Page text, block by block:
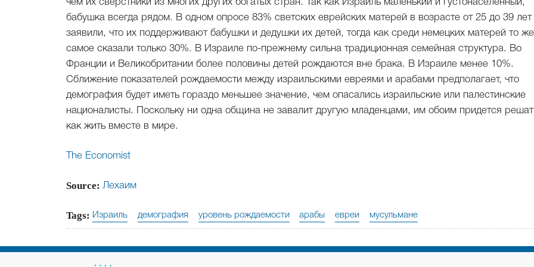
чем их сверстники из многих других богатых стран. Так как Израиль маленький и густонаселенный,
бабушка всегда рядом. В одном опросе 83% светских еврейских матерей в возрасте от 25 до 39 лет
заявили, что их поддерживают бабушки и дедушки их детей, тогда как среди немецких матерей то же
самое сказали только 30%. В Израиле по-прежнему сильна традиционная семейная структура. Во
Франции и Великобритании более половины детей рождаются вне брака. В Израиле менее 10%.
Сближение показателей рождаемости между израильскими евреями и арабами предполагает, что
демография будет иметь гораздо меньшее значение, чем опасались израильские или палестинские
националисты. Поскольку ни одна община не завалит другую младенцами, им обоим придется
как жить вместе в мире.
The Economist
Source: Лехаим
Tags: Израиль демография уровень рождаемости арабы евреи мусульмане